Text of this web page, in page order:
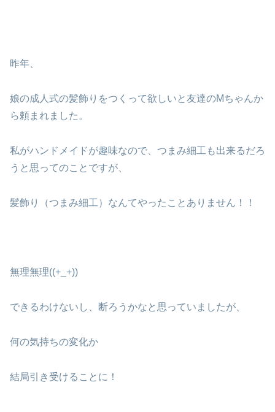
昨年、
娘の成人式の髪飾りをつくって欲しいと友達のMちゃんか
ら頼まれました。
私がハンドメイドが趣味なので、つまみ細工も出来るだろ
うと思ってのことですが、
髪飾り（つまみ細工）なんてやったことありません！！
無理無理((+_+))
できるわけないし、断ろうかなと思っていましたが、
何の気持ちの変化か
結局引き受けることに！